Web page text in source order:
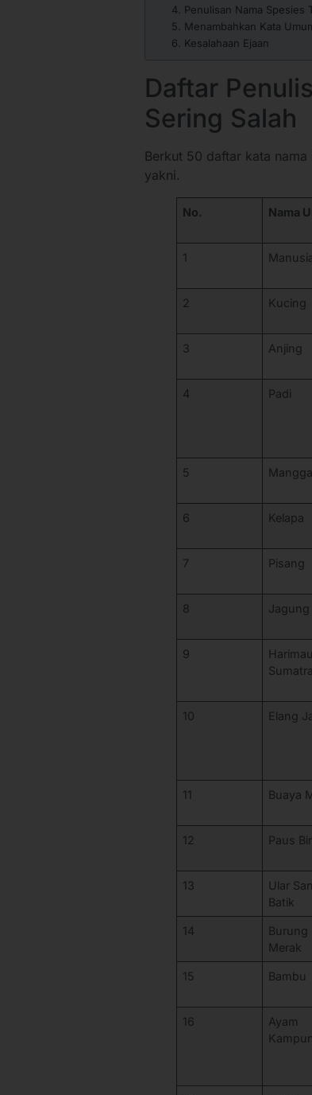
4. Penulisan Nama Spesies
5. Menambahkan Kata
6. Kesalahaan Ejaan
Daftar
Sering Salah
Berkut 50 daftar kata
yakni.
No. Nama
1
2 Kucing
3 Anjing
4 Padi
5 Mangga
6 Kelapa
7 Pisang
8 Jagung
9
Harimau
Sumatra
10 Elang
11 Buaya
12 Paus
13
Ular
Batik
14
Burung
Merak
15 Bambu
16
Ayam